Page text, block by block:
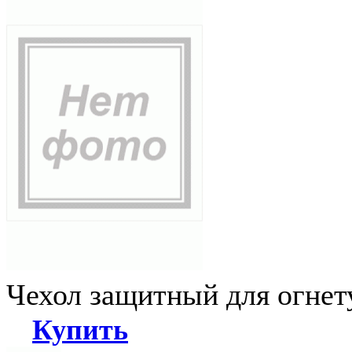
Чехол защитный для
Купить